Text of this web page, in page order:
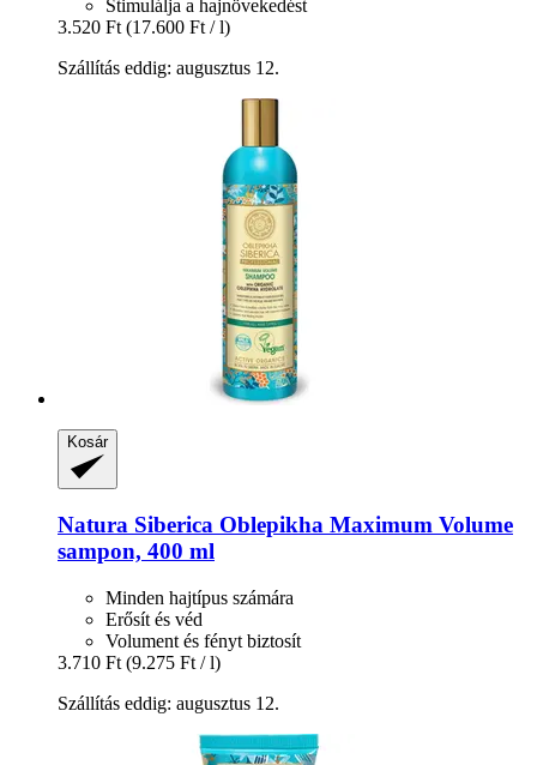
Stimulálja a hajnövekedést
3.520 Ft (17.600 Ft / l)
Szállítás eddig: augusztus 12.
Kosár
Natura Siberica Oblepikha Maximum Volume
sampon, 400 ml
Minden hajtípus számára
Erősít és véd
Volument és fényt biztosít
3.710 Ft (9.275 Ft / l)
Szállítás eddig: augusztus 12.